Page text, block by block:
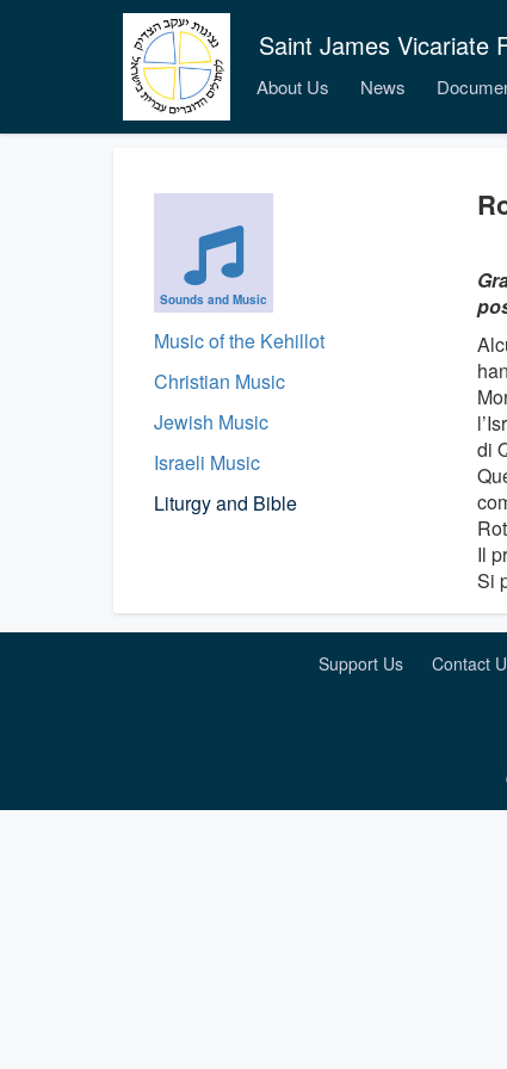
Saint James Vicariate
About Us News
Sounds and Music
Music of the Kehillot
Christian Music
Jewish Music
Israeli Music
Liturgy and Bible
di
Il
Si
Support Us Contact